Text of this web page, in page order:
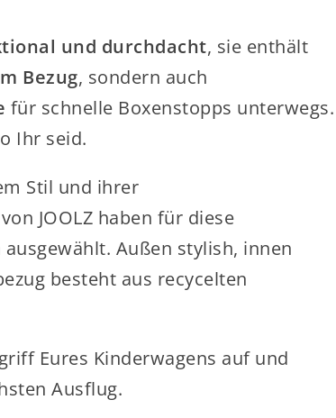
und durchdacht, sie enthält
Bezug, sondern auch
für schnelle Boxenstopps unterwegs.
Ihr seid.
Stil und ihrer
JOOLZ haben für diese
Außen stylish, innen
besteht aus recycelten
Eures Kinderwagens auf und
Ausflug.